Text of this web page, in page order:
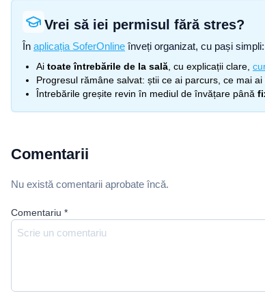
Vrei să iei permisul fără stres?
În aplicația SoferOnline înveți organizat, cu pași
Ai toate întrebările de la sală , cu explicații clare,
Progresul rămâne salvat: știi ce ai parcurs, ce mai
Întrebările greșite revin în mediul de învățare până
Comentarii
Nu există comentarii aprobate încă.
Comentariu *